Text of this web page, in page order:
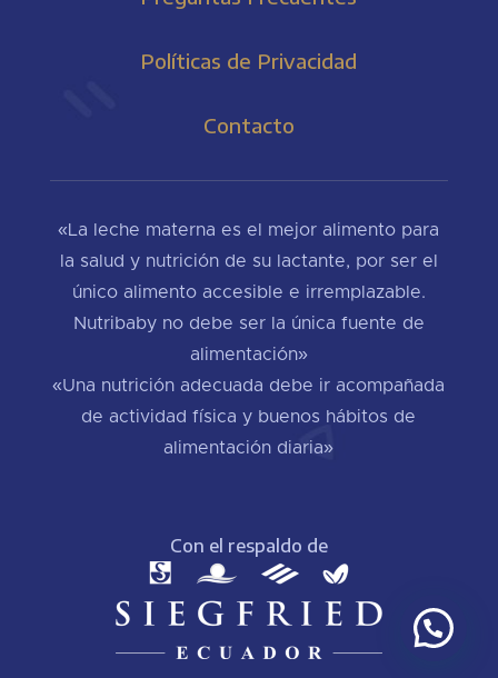
Políticas de Privacidad
Contacto
«La leche materna es el mejor alimento para
la salud y nutrición de su lactante, por ser el
único alimento accesible e irremplazable.
Nutribaby no debe ser la única fuente de
alimentación»
«Una nutrición adecuada debe ir acompañada
de actividad física y buenos hábitos de
alimentación diaria»
Con el respaldo de